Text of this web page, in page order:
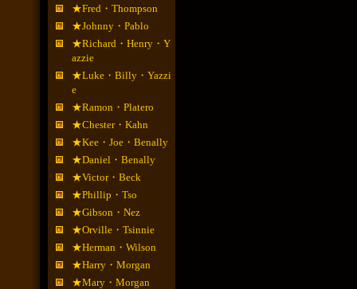
★Fred・Thompson
★Johnny・Pablo
★Richard・Henry・Y
azzie
★Luke・Billy・Yazzi
e
★Ramon・Platero
★Chester・Kahn
★Kee・Joe・Benally
★Daniel・Benally
★Victor・Beck
★Phillip・Tso
★Gibson・Nez
★Orville・Tsinnie
★Herman・Wilson
★Harry・Morgan
★Mary・Morgan